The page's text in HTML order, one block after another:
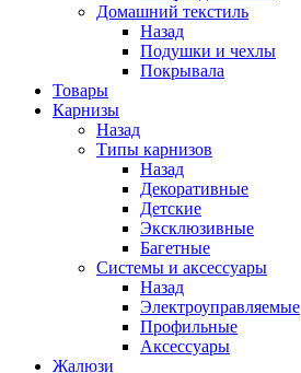
Домашний текстиль
Назад
Подушки и чехлы
Покрывала
Товары
Карнизы
Назад
Типы карнизов
Назад
Декоративные
Детские
Эксклюзивные
Багетные
Системы и аксессуары
Назад
Электроуправляемые
Профильные
Аксессуары
Жалюзи